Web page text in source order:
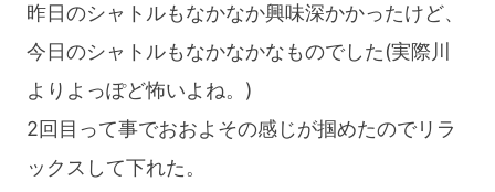
昨日のシャトルもなかなか興味深かかったけど、
今日のシャトルもなかなかなものでした(実際川
よりよっぽど怖いよね。)
2回目って事でおおよその感じが掴めたのでリラ
ックスして下れた。